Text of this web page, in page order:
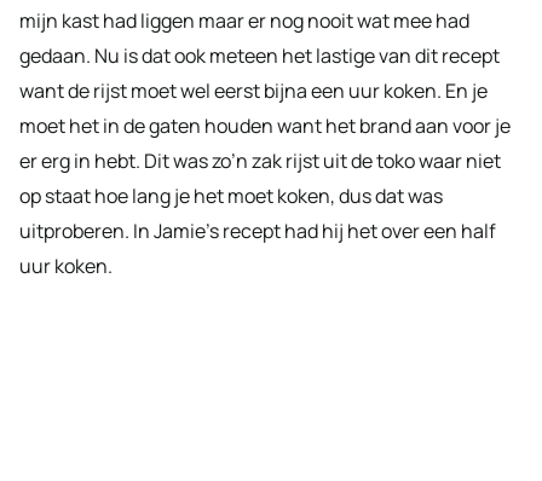
mijn kast had liggen maar er nog nooit wat mee had
gedaan. Nu is dat ook meteen het lastige van dit recept
want de rijst moet wel eerst bijna een uur koken. En je
moet het in de gaten houden want het brand aan voor je
er erg in hebt. Dit was zo’n zak rijst uit de toko waar niet
op staat hoe lang je het moet koken, dus dat was
uitproberen. In Jamie’s recept had hij het over een half
uur koken.